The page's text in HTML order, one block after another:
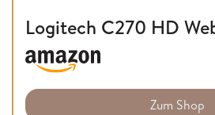
Logitech C270 HD
Zum Shop